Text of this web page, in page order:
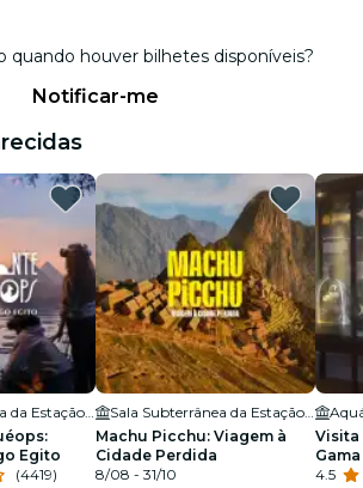
quando houver bilhetes disponíveis?
Notificar-me
Sala Subterrânea da Estação do Metro Terreiro do Paço
Egito
(4419)
Sala Subterrânea da Estação do Metro Terreiro do Paço
Machu Picchu: Viagem à
Cidade Perdida
8/08 - 31/10
Visita
Gama
4.5